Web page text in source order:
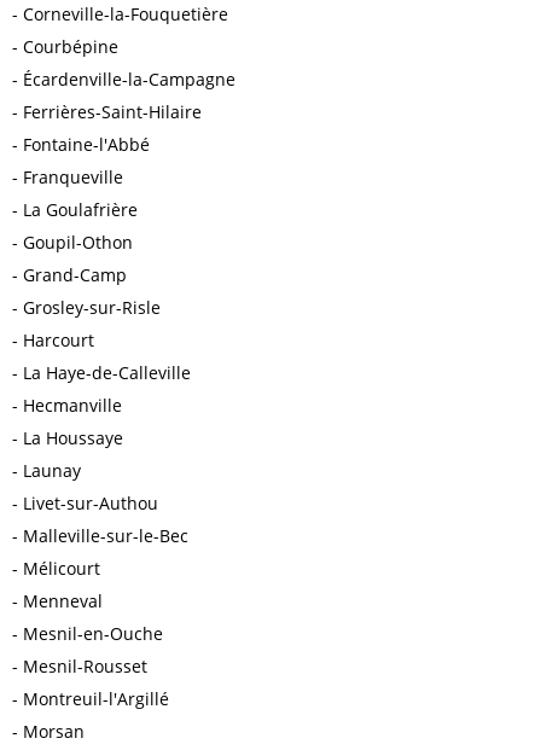
Corneville-la-Fouquetière
Courbépine
Écardenville-la-Campagne
Ferrières-Saint-Hilaire
Fontaine-l'Abbé
Franqueville
La Goulafrière
Goupil-Othon
Grand-Camp
Grosley-sur-Risle
Harcourt
La Haye-de-Calleville
Hecmanville
La Houssaye
Launay
Livet-sur-Authou
Malleville-sur-le-Bec
Mélicourt
Menneval
Mesnil-en-Ouche
Mesnil-Rousset
Montreuil-l'Argillé
Morsan